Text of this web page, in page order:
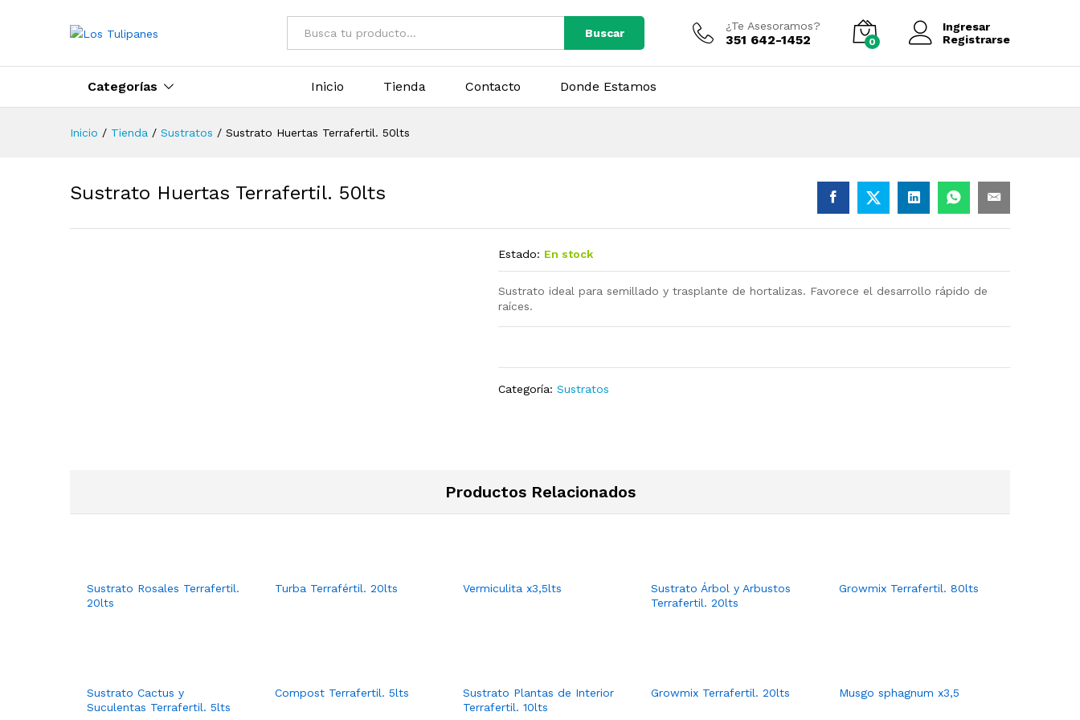
Todo Buscar
¿Te Asesoramos?
351 642-1452 0
Ingresar
Registrarse
Categorías Inicio Tienda Contacto Donde Estamos
Inicio / Tienda / Sustratos / Sustrato Huertas Terrafertil. 50lts
Sustrato Huertas Terrafertil. 50lts
Estado: En stock
Sustrato ideal para semillado y trasplante de hortalizas. Favorece el desarrollo rápido de
raíces.
Categoría:Sustratos
Productos Relacionados
Sustrato Rosales Terrafertil.
20lts
Turba Terrafértil. 20lts Vermiculita x3,5lts
Sustrato Árbol y Arbustos
Terrafertil. 20lts
Growmix Terrafertil. 80lts
Sustrato Cactus y
Suculentas Terrafertil. 5lts
Compost Terrafertil. 5lts
Sustrato Plantas de Interior
Terrafertil. 10lts
Growmix Terrafertil. 20lts Musgo sphagnum x3,5